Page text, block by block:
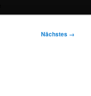
Nächstes →